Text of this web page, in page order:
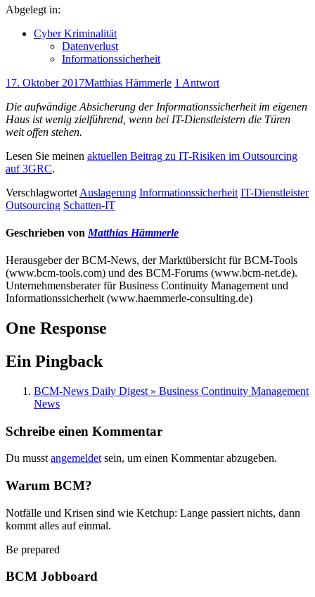
Abgelegt in:
Cyber Kriminalität
Datenverlust
Informationssicherheit
17. Oktober 2017Matthias Hämmerle 1 Antwort
Die aufwändige Absicherung der Informationssicherheit im eigenen
Haus ist wenig zielführend, wenn bei IT-Dienstleistern die Türen
weit offen stehen.
Lesen Sie meinen aktuellen Beitrag zu IT-Risiken im Outsourcing
auf 3GRC.
Verschlagwortet Auslagerung Informationssicherheit IT-Dienstleister
Outsourcing Schatten-IT
Geschrieben von Matthias Hämmerle
Herausgeber der BCM-News, der Marktübersicht für BCM-Tools
(www.bcm-tools.com) und des BCM-Forums (www.bcm-net.de).
Unternehmensberater für Business Continuity Management und
Informationssicherheit (www.haemmerle-consulting.de)
One Response
Ein Pingback
BCM-News Daily Digest » Business Continuity Management
News
Schreibe einen Kommentar
Du musst angemeldet sein, um einen Kommentar abzugeben.
Warum BCM?
Notfälle und Krisen sind wie Ketchup: Lange passiert nichts, dann
kommt alles auf einmal.
Be prepared
BCM Jobboard